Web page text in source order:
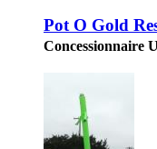
Pot O Gold
Concessionnaire